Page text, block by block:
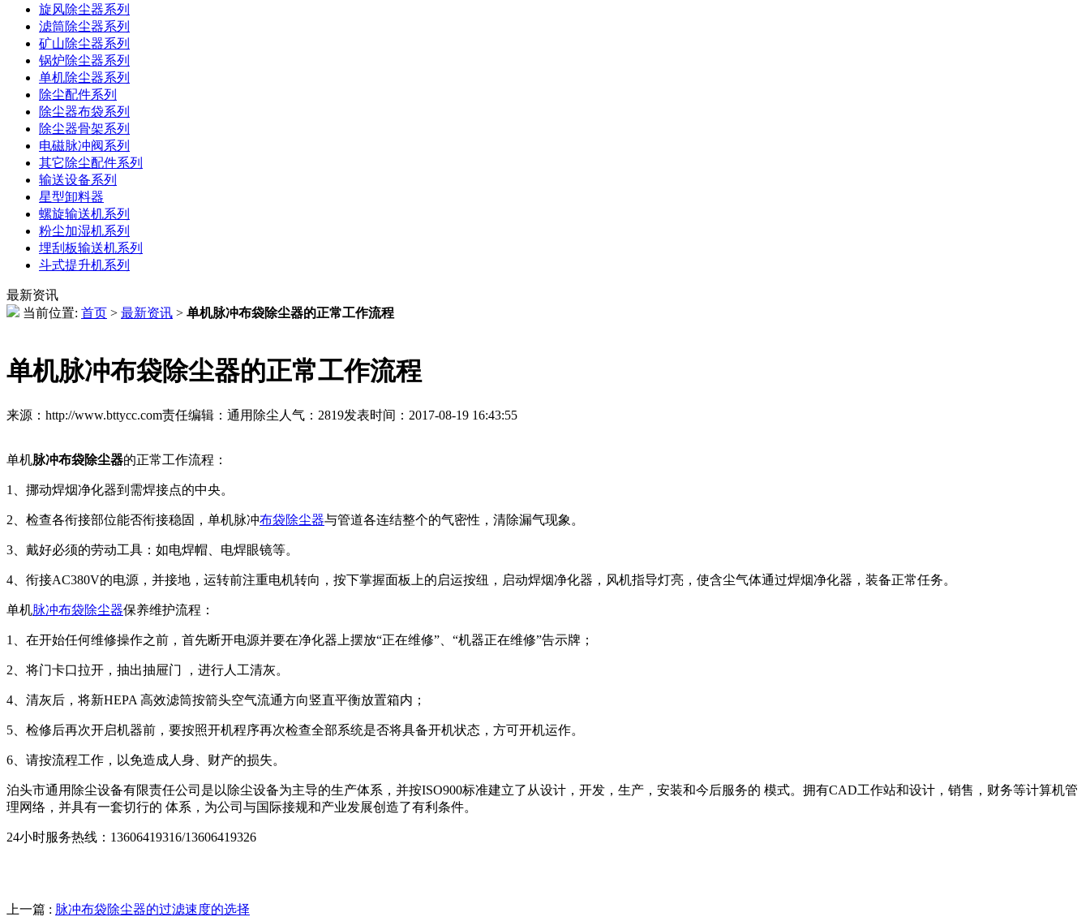
旋风除尘器系列
滤筒除尘器系列
矿山除尘器系列
锅炉除尘器系列
单机除尘器系列
除尘配件系列
除尘器布袋系列
除尘器骨架系列
电磁脉冲阀系列
其它除尘配件系列
输送设备系列
星型卸料器
螺旋输送机系列
粉尘加湿机系列
埋刮板输送机系列
斗式提升机系列
最新资讯
当前位置: 首页 > 最新资讯 > 单机脉冲布袋除尘器的正常工作流程
单机脉冲布袋除尘器的正常工作流程
来源：http://www.bttycc.com责任编辑：通用除尘 人气： 2819发表时间：2017-08-19 16:43:55
单机脉冲布袋除尘器的正常工作流程：
1、挪动焊烟净化器到需焊接点的中央。
2、检查各衔接部位能否衔接稳固，单机脉冲布袋除尘器与管道各连结整个的气密性，清除漏气现象。
3、戴好必须的劳动工具：如电焊帽、电焊眼镜等。
4、衔接AC380V的电源，并接地，运转前注重电机转向，按下掌握面板上的启运按纽，启动焊烟净化器，风机指导灯亮，使含尘气体通过焊烟净化器，装备正常任务。
单机脉冲布袋除尘器保养维护流程：
1、在开始任何维修操作之前，首先断开电源并要在净化器上摆放“正在维修”、“机器正在维修”告示牌；
2、将门卡口拉开，抽出抽屉门 ，进行人工清灰。
4、清灰后，将新HEPA 高效滤筒按箭头空气流通方向竖直平衡放置箱内；
5、检修后再次开启机器前，要按照开机程序再次检查全部系统是否将具备开机状态，方可开机运作。
6、请按流程工作，以免造成人身、财产的损失。
泊头市通用除尘设备有限责任公司是以除尘设备为主导的生产体系，并按ISO900标准建立了从设计，开发，生产，安装和今后服务的 模式。拥有CAD工作站和设计，销售，财务等计算机管
理网络，并具有一套切行的 体系，为公司与国际接规和产业发展创造了有利条件。
24小时服务热线：13606419316/13606419326
上一篇 : 脉冲布袋除尘器的过滤速度的选择